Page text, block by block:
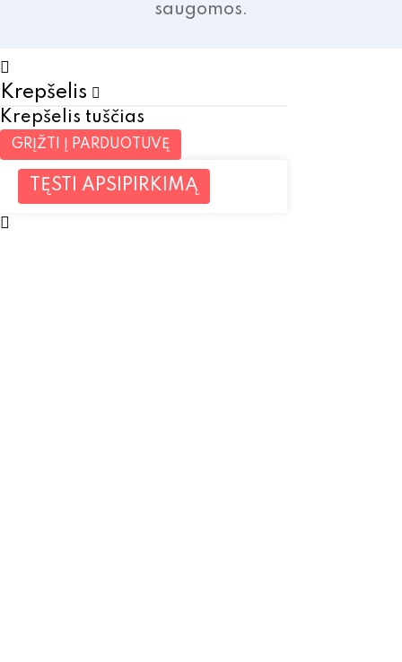
saugomos.
Krepšelis
Krepšelis tuščias
GRĮŽTI Į PARDUOTUVĘ
TĘSTI APSIPIRKIMĄ